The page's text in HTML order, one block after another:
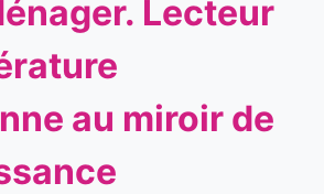
Lecteur
au miroir de